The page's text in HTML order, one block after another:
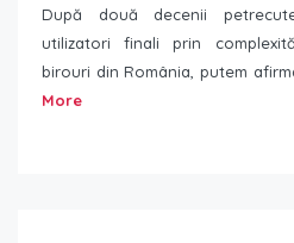
După două decenii
utilizatori finali prin
birouri din România, putem
More